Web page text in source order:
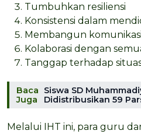
Tumbuhkan resiliensi
Konsistensi dalam
Membangun
Kolaborasi dengan
Tanggap terhadap
Baca
Juga
Siswa SD
Didistribusikan 59
Melalui IHT ini, para guru